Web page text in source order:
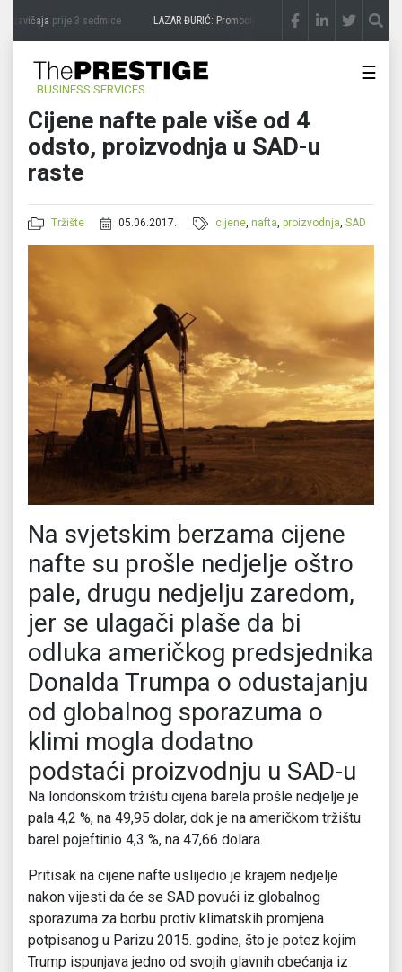
zavičajaprije 3 sedmice LAZAR ĐURIĆ: Promocija potencijal pretvara u destinaciju
BUSINESS SERVICES
☰
Cijene nafte pale više od 4
odsto, proizvodnja u SAD-u
raste
Tržište 05.06.2017. cijene,nafta,proizvodnja,SAD
Na svjetskim berzama cijene
nafte su prošle nedjelje oštro
pale, drugu nedjelju zaredom,
jer se ulagači plaše da bi
odluka američkog predsjednika
Donalda Trumpa o odustajanju
od globalnog sporazuma o
klimi mogla dodatno
podstaći proizvodnju u SAD-u
Na londonskom tržištu cijena barela prošle nedjelje je
pala 4,2 %, na 49,95 dolar, dok je na američkom tržištu
barel pojeftinio 4,3 %, na 47,66 dolara.
Pritisak na cijene nafte uslijedio je krajem nedjelje
nakon vijesti da će se SAD povući iz globalnog
sporazuma za borbu protiv klimatskih promjena
potpisanog u Parizu 2015. godine, što je potez kojim
Trump ispunjava jedno od svojih glavnih obećanja iz